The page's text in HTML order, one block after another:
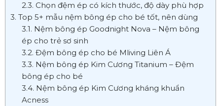
2.3. Chọn đệm ép có kích thước, độ dày phù hợp
3. Top 5+ mẫu nệm bông ép cho bé tốt, nên dùng
3.1. Nệm bông ép Goodnight Nova – Nệm bông
ép cho trẻ sơ sinh
3.2. Đệm bông ép cho bé Mliving Liên Á
3.3. Nệm bông ép Kim Cương Titanium – Đệm
bông ép cho bé
3.4. Nệm bông ép Kim Cương kháng khuẩn
Acness